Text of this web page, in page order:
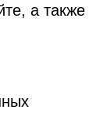
а также